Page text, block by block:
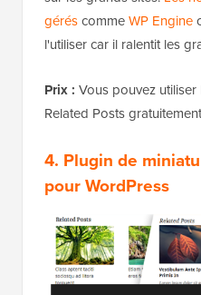
géréscommeWP Engine
l'utiliser car il ralentit les
Prix : Vous pouvez
Related Posts
4. Plugin de
pour WordPress